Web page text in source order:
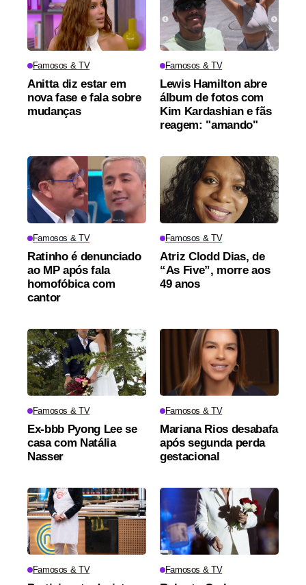
Famosos & TV
Anitta diz estar em
nova fase e fala sobre
mudanças
Famosos & TV
Lewis Hamilton abre
álbum de fotos com
Kim Kardashian e fãs
reagem: "amando"
Famosos & TV
Ratinho é denunciado
ao MP após fala
homofóbica com
cantor
Famosos & TV
Atriz Clodd Dias, de
“As Five”, morre aos
49 anos
Famosos & TV
Ex-bbb Pyong Lee se
casa com Natália
Nasser
Famosos & TV
Mariana Rios desabafa
após segunda perda
gestacional
Famosos & TV Famosos & TV